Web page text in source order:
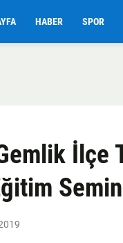
HABER SPOR
İlçe